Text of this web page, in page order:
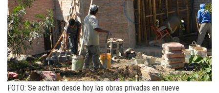
FOTO: Se activan desde hoy las obras privadas en nueve